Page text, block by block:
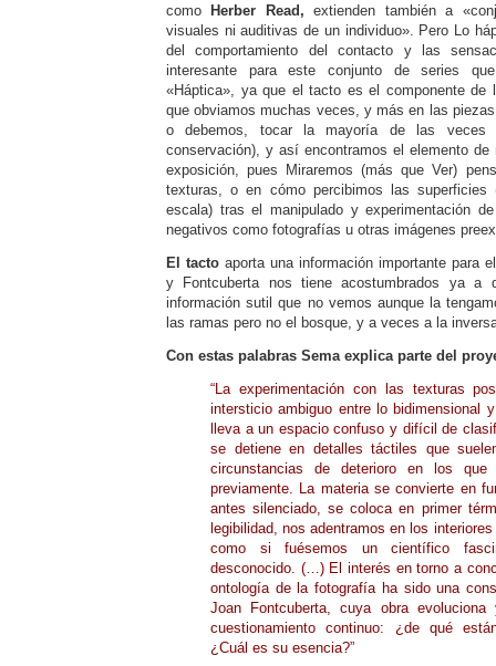
como
Herber Read, extienden también a
visuales ni auditivas de un individuo». Pero Lo
del comportamiento del contacto y las
interesante para este conjunto de series
«Háptica», ya que el tacto es el componente de
que obviamos muchas veces, y más en las
o debemos, tocar la mayoría de las veces
conservación), y así encontramos el elemento de
exposición, pues Miraremos (más que Ver)
texturas, o en cómo percibimos las
escala) tras el manipulado y experimentación
negativos como fotografías u otras imágenes
El tacto aporta una información importante para
y Fontcuberta nos tiene acostumbrados ya a
información sutil que no vemos aunque la
las ramas pero no el bosque, y a veces a la
Con estas palabras Sema explica parte del
“La experimentación con las texturas
intersticio ambiguo entre lo bidimensional
lleva a un espacio confuso y difícil de
se detiene en detalles táctiles que
circunstancias de deterioro en los que
previamente. La materia se convierte en
antes silenciado, se coloca en primer
legibilidad, nos adentramos en los
como si fuésemos un científico
desconocido. (…) El interés en torno a
ontología de la fotografía ha sido una
Joan Fontcuberta, cuya obra
cuestionamiento continuo: ¿de qué
¿Cuál es su esencia?”